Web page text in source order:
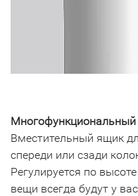
Многофункциональный
Вместительный ящик
спереди или сзади
Регулируется по
вещи всегда будут у